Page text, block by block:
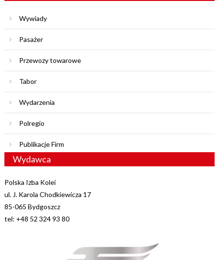
Wywiady
Pasażer
Przewozy towarowe
Tabor
Wydarzenia
Polregio
Publikacje Firm
Wydawca
Polska Izba Kolei
ul. J. Karola Chodkiewicza 17
85-065 Bydgoszcz
tel: +48 52 324 93 80